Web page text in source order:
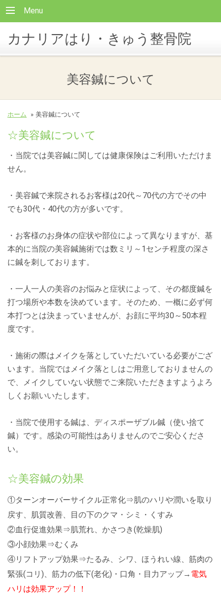
Menu
カナリアはり・きゅう整骨院
美容鍼について
ホーム » 美容鍼について
☆美容鍼について
・当院では美容鍼に関しては健康保険はご利用いただけま
せん。
・美容鍼で来院されるお客様は20代～70代の方でその中
でも30代・40代の方が多いです。
・お客様のお身体の症状や部位によって異なりますが、基
本的に当院の美容鍼施術では数ミリ～1センチ程度の深さ
に鍼を刺しております。
・一人一人の美容のお悩みと症状によって、その都度鍼を
打つ場所や本数を決めています。そのため、一概に必ず何
本打つとは決まっていませんが、お顔に平均30～50本程
度です。
・施術の際はメイクを落としていただいている必要がござ
います。当院ではメイク落としはご用意しておりませんの
で、メイクしていない状態でご来院いただきますようよろ
しくお願いいたします。
・当院で使用する鍼は、ディスポーザブル鍼（使い捨て
鍼）です。感染の可能性はありませんのでご安心くださ
い。
☆美容鍼の効果
①ターンオーバーサイクル正常化⇒肌のハリや潤いを取り
戻す、肌質改善、目の下のクマ・シミ・くすみ
②血行促進効果⇒肌荒れ、かさつき(乾燥肌)
③小顔効果⇒むくみ
④リフトアップ効果⇒たるみ、シワ、ほうれい線、筋肉の
緊張(コリ)、筋力の低下(老化)・口角・目力アップ→ 電気
ハリは効果アップ！！